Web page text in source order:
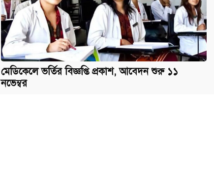
মেডিকেলে ভর্তির বিজ্ঞপ্তি প্রকাশ, আবেদন ‍শুরু ১১
নভেম্বর